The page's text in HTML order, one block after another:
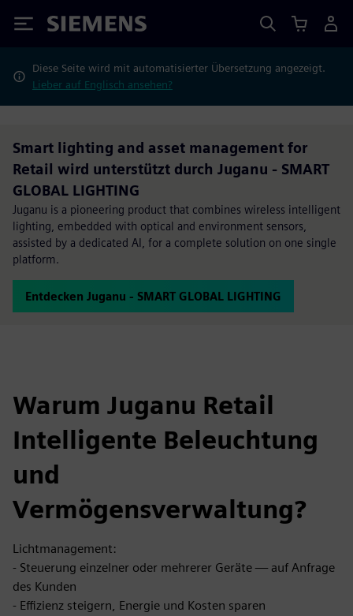
Siemens
Diese Seite wird mit automatisierter Übersetzung angezeigt.
Lieber auf Englisch ansehen?
Smart lighting and asset management for
Retail wird unterstützt durch Juganu - SMART
GLOBAL LIGHTING
Juganu is a pioneering product that combines wireless intelligent
lighting, embedded with optical and environment sensors,
assisted by a dedicated AI, for a complete solution on one single
platform.
Entdecken Juganu - SMART GLOBAL LIGHTING
Warum Juganu Retail
Intelligente Beleuchtung
und
Vermögensverwaltung?
Lichtmanagement:
- Steuerung einzelner oder mehrerer Geräte — auf Anfrage
des Kunden
- Effizienz steigern, Energie und Kosten sparen